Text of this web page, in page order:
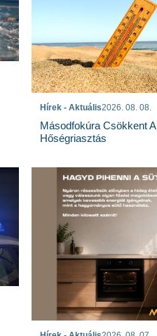
Hírek - Aktuális2026. 08. 08.
Másodfokúra Csökkent A
Hőségriasztás